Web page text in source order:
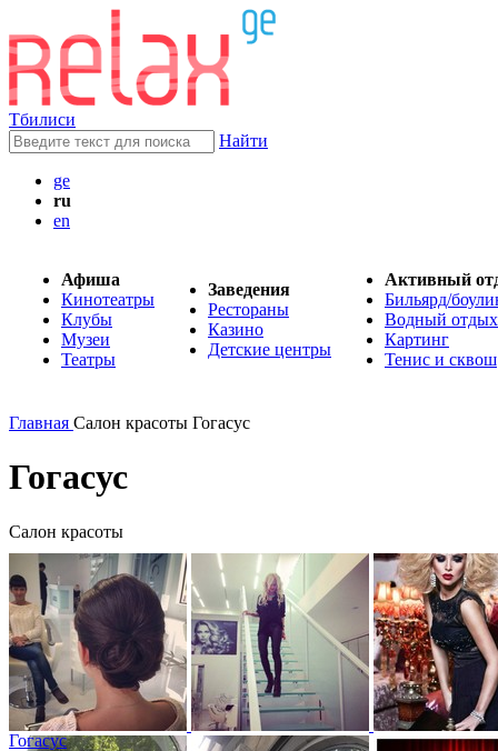
Тбилиси
Найти
ge
ru
en
Афиша
Кинотеатры
Клубы
Музеи
Театры
Заведения
Рестораны
Казино
Детские центры
Активный
Бильярд/
Водный отдых
Картинг
Тенис и сквош
Главная Салон красоты Гогасус
Гогасус
Салон красоты
Гогасус